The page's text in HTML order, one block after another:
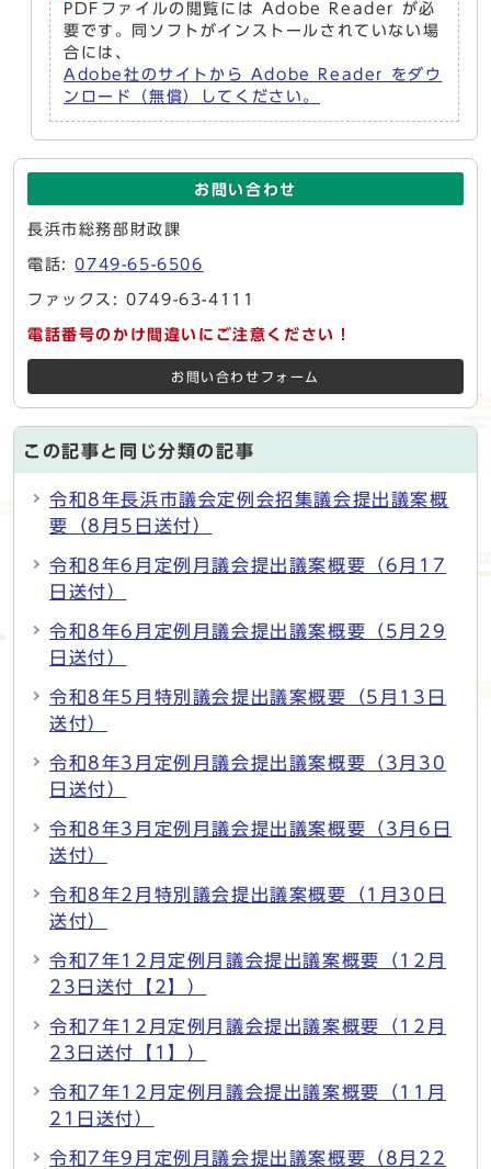
PDFファイルの閲覧には Adobe Reader が必
要です。同ソフトがインストールされていない場
合には、
Adobe社のサイトから Adobe Reader をダウ
ンロード（無償）してください。
お問い合わせ
長浜市総務部財政課
電話:0749-65-6506
ファックス: 0749-63-4111
電話番号のかけ間違いにご注意ください！
お問い合わせフォーム
この記事と同じ分類の記事
令和8年長浜市議会定例会招集議会提出議案概
要（8月5日送付）
令和8年6月定例月議会提出議案概要（6月17
日送付）
令和8年6月定例月議会提出議案概要（5月29
日送付）
令和8年5月特別議会提出議案概要（5月13日
送付）
令和8年3月定例月議会提出議案概要（3月30
日送付）
令和8年3月定例月議会提出議案概要（3月6日
送付）
令和8年2月特別議会提出議案概要（1月30日
送付）
令和7年12月定例月議会提出議案概要（12月
23日送付【2】）
令和7年12月定例月議会提出議案概要（12月
23日送付【1】）
令和7年12月定例月議会提出議案概要（11月
21日送付）
令和7年9月定例月議会提出議案概要（8月22